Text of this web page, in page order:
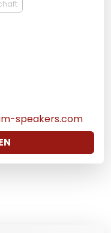
speakers.com